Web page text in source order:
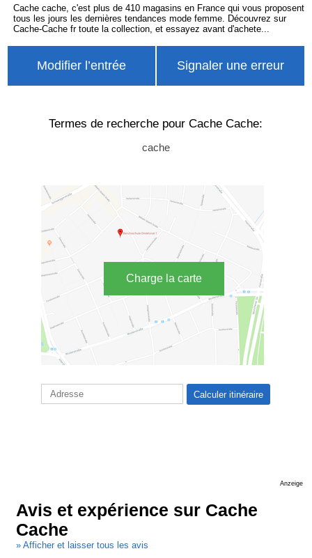
Cache cache, c'est plus de 410 magasins en France qui vous proposent
tous les jours les dernières tendances mode femme. Découvrez sur
Cache-Cache fr toute la collection, et essayez avant d'achete...
Modifier l’entrée Signaler une erreur
Termes de recherche pour Cache Cache:
cache
Charge la carte
Anzeige
Avis et expérience sur Cache
Cache
» Afficher et laisser tous les avis